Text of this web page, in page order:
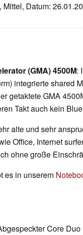
Datum:
(GMA) 4500M:
integrierte shared
getaktete GMA
Takt auch kein
alte und sehr
Office, Internet
ohne große
es in unserem
Core